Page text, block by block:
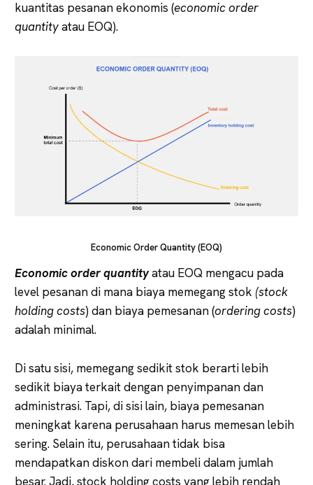
kuantitas pesanan ekonomis (economic order
quantityatau EOQ).
Economic Order Quantity (EOQ)
Economic order quantityatau EOQ mengacu pada
level pesanan di mana biaya memegang stok (stock
holding costs) dan biaya pemesanan (ordering costs)
adalah minimal.
Di satu sisi, memegang sedikit stok berarti lebih
sedikit biaya terkait dengan penyimpanan dan
administrasi. Tapi, di sisi lain, biaya pemesanan
meningkat karena perusahaan harus memesan lebih
sering. Selain itu, perusahaan tidak bisa
mendapatkan diskon dari membeli dalam jumlah
besar. Jadi, stock holding costs yang lebih rendah